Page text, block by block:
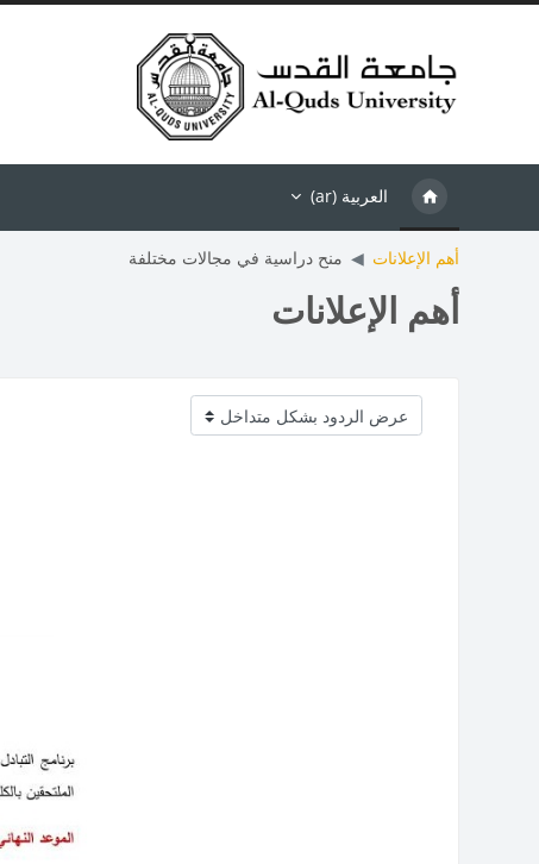
العربية ‎(ar)‎
أهم الإعلانات منح دراسية في مجالات مختلفة
أهم الإعلانات
نمط العرض